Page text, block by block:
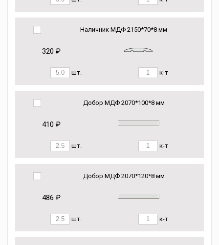
Наличник МДФ 2150*70*8 мм
320 ₽
шт. к-т
Добор МДФ 2070*100*8 мм
410 ₽
шт. к-т
Добор МДФ 2070*120*8 мм
486 ₽
шт. к-т